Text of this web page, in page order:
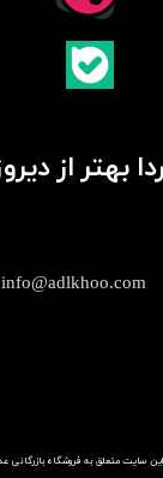
سایت متعلق به فروشگاهباز​​​​​​​رگانی
info@adlkhoo.com
بهتر از